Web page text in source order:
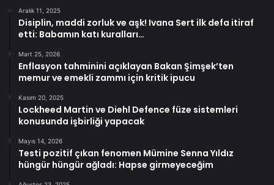
Aralık 11, 2025
Disiplin, maddi zorluk ve aşk! Ivana Sert ilk defa itiraf
etti: Babamın katı kuralları…
Mart 25, 2026
Enflasyon tahminini açıklayan Bakan Şimşek’ten
memur ve emekli zammı için kritik ipucu
Kasım 20, 2025
Lockheed Martin ve Diehl Defence füze sistemleri
konusunda işbirliği yapacak
Mayıs 14, 2026
Testi pozitif çıkan fenomen Mümine Senna Yıldız
hüngür hüngür ağladı: Hapse girmeyeceğim